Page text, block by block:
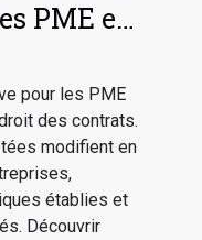
PME en
pour les PME
des contrats.
modifient en
établies et
Découvrir